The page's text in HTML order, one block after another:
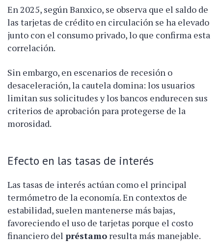
En 2025, según Banxico, se observa que el saldo de
las tarjetas de crédito en circulación se ha elevado
junto con el consumo privado, lo que confirma esta
correlación.
Sin embargo, en escenarios de recesión o
desaceleración, la cautela domina: los usuarios
limitan sus solicitudes y los bancos endurecen sus
criterios de aprobación para protegerse de la
morosidad.
Efecto en las tasas de interés
Las tasas de interés actúan como el principal
termómetro de la economía. En contextos de
estabilidad, suelen mantenerse más bajas,
favoreciendo el uso de tarjetas porque el costo
financiero del préstamo resulta más manejable.